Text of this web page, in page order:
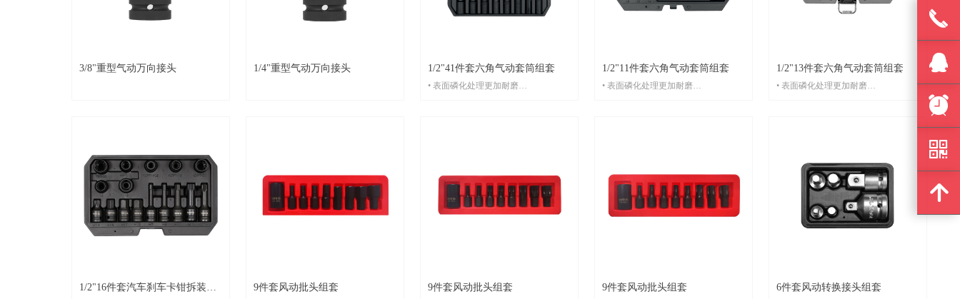
3/8"重型气动万向接头 1/4"重型气动万向接头 1/2"41件套六角气动套筒组套
• 表面磷化处理更加耐磨
1/2"11件套六角气动套筒组套
• 表面磷化处理更加耐磨
1/2"13件套六角气动套筒组套
• 表面磷化处理更加耐磨
1/2"16件套汽车刹车卡钳拆装工
9件套风动批头组套 9件套风动批头组套 9件套风动批头组套 6件套风动转换接头组套
끅
뀩
뀥
낃
녕